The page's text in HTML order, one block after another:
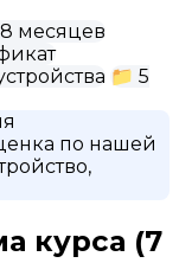
8 месяцев
📁 5
по нашей
курса (7